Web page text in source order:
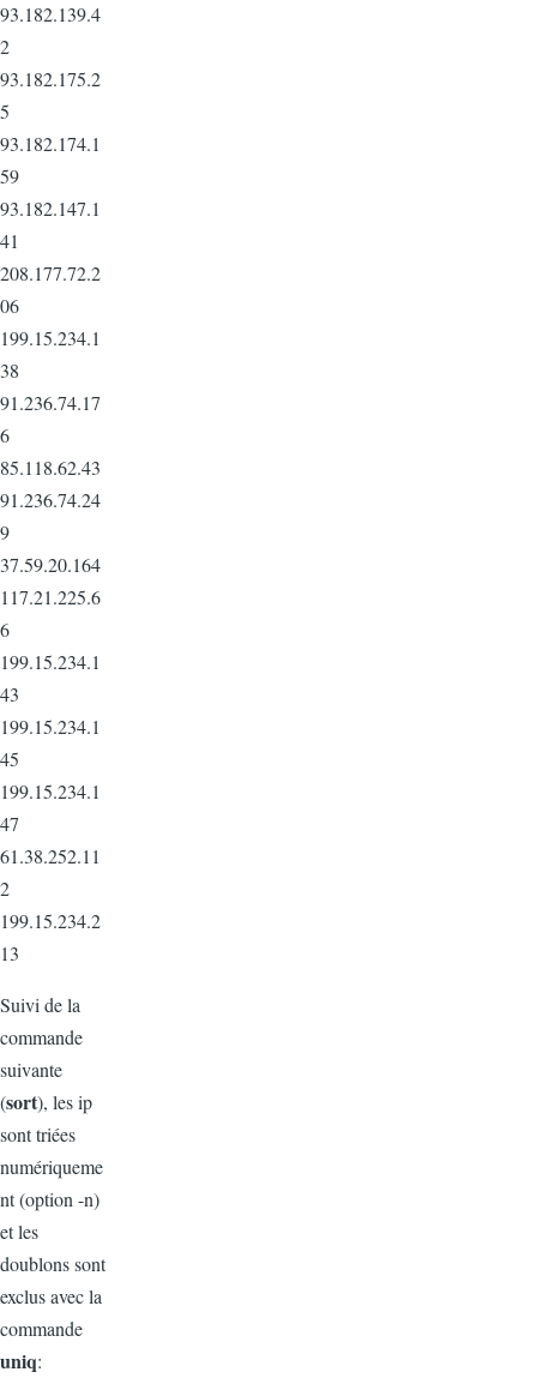
93.182.139.4
2
93.182.175.2
5
93.182.174.1
59
93.182.147.1
41
208.177.72.2
06
199.15.234.1
38
91.236.74.17
6
85.118.62.43
91.236.74.24
9
37.59.20.164
117.21.225.6
6
199.15.234.1
43
199.15.234.1
45
199.15.234.1
47
61.38.252.11
2
199.15.234.2
13
Suivi de la
commande
suivante
(sort), les ip
sont triées
numériqueme
nt (option -n)
et les
doublons sont
exclus avec la
commande
uniq: